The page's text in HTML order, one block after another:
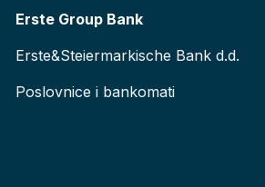
Erste Group Bank
Erste&Steiermarkische Bank d.d.
Poslovnice i bankomati